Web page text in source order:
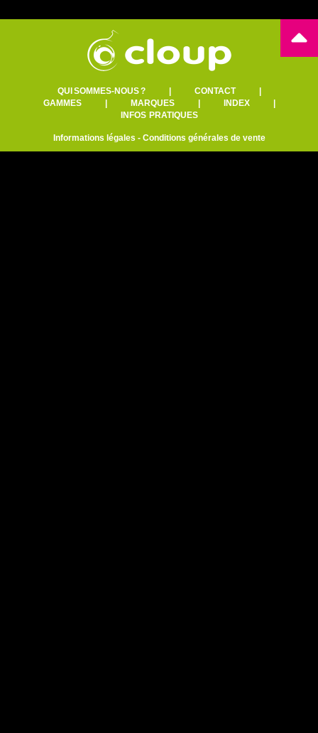
QUI SOMMES-NOUS ?| CONTACT|
GAMMES| MARQUES| INDEX|
INFOS PRATIQUES
Informations légales - Conditions générales de vente